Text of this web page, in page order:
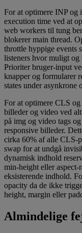
For at optimere INP og
execution time ved at
web workers til tung
blokerer main thread.
throttle hyppige events
listeners hvor muligt og
Prioriter bruger-input
knapper og formularer
states under asynkrone
For at optimere CLS
billeder og video ved
på img og video tags
responsive billeder.
cirka 60% af alle CLS-
swap for at undgå
dynamisk indhold
min-height eller
eksisterende indhold.
opacity da de ikke
height, margin eller
Almindelige